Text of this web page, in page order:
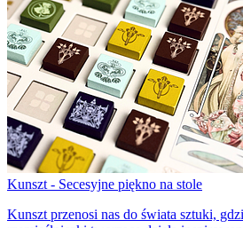
Kunszt - Secesyjne piękno na stole
Kunszt przenosi nas do świata sztuki,